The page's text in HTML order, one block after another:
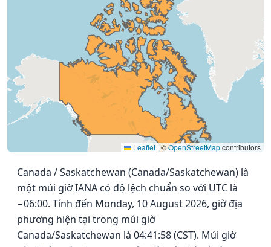
Leaflet |©OpenStreetMapcontributors
Canada / Saskatchewan (Canada/Saskatchewan) là
một múi giờ IANA có độ lệch chuẩn so với UTC là
−06:00. Tính đến Monday, 10 August 2026, giờ địa
phương hiện tại trong múi giờ
Canada/Saskatchewan là 04:41:58 (CST). Múi giờ